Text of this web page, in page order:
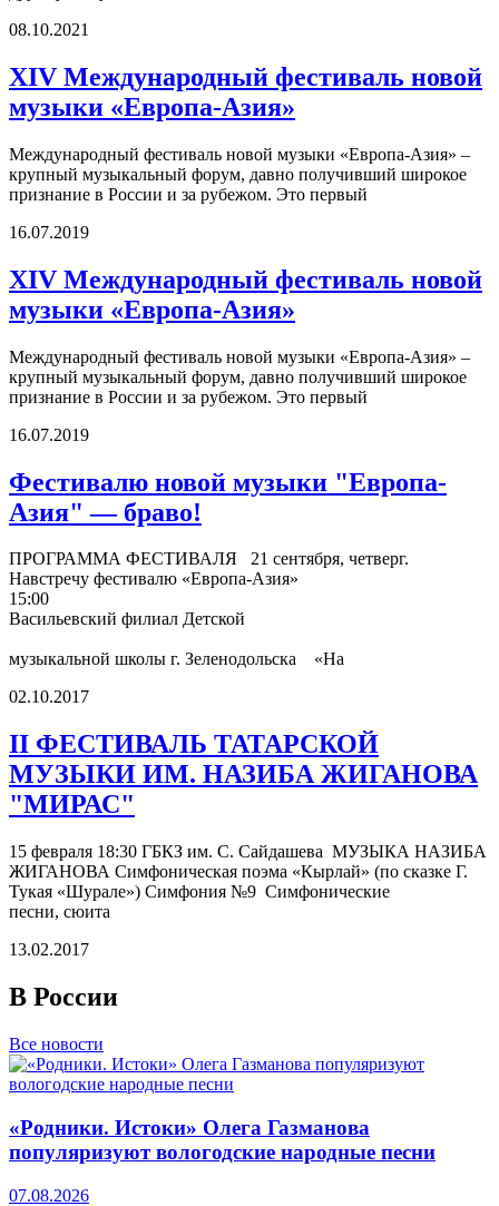
08.10.2021
ХIV Международный фестиваль новой
музыки «Европа-Азия»
Международный фестиваль новой музыки «Европа-Азия» –
крупный музыкальный форум, давно получивший широкое
признание в России и за рубежом. Это первый
16.07.2019
ХIV Международный фестиваль новой
музыки «Европа-Азия»
Международный фестиваль новой музыки «Европа-Азия» –
крупный музыкальный форум, давно получивший широкое
признание в России и за рубежом. Это первый
16.07.2019
Фестивалю новой музыки "Европа-
Азия" — браво!
ПРОГРАММА ФЕСТИВАЛЯ 21 сентября, четверг.
Навстречу фестивалю «Европа-Азия»
15:00
Васильевский филиал Детской
музыкальной школы г. Зеленодольска «На
02.10.2017
II ФЕСТИВАЛЬ ТАТАРСКОЙ
МУЗЫКИ ИМ. НАЗИБА ЖИГАНОВА
"МИРАС"
15 февраля 18:30 ГБКЗ им. С. Сайдашева МУЗЫКА НАЗИБА
ЖИГАНОВА Симфоническая поэма «Кырлай» (по сказке Г.
Тукая «Шурале») Симфония №9 Симфонические
песни, сюита
13.02.2017
В России
Все новости
«Родники. Истоки» Олега Газманова
популяризуют вологодские народные песни
07.08.2026